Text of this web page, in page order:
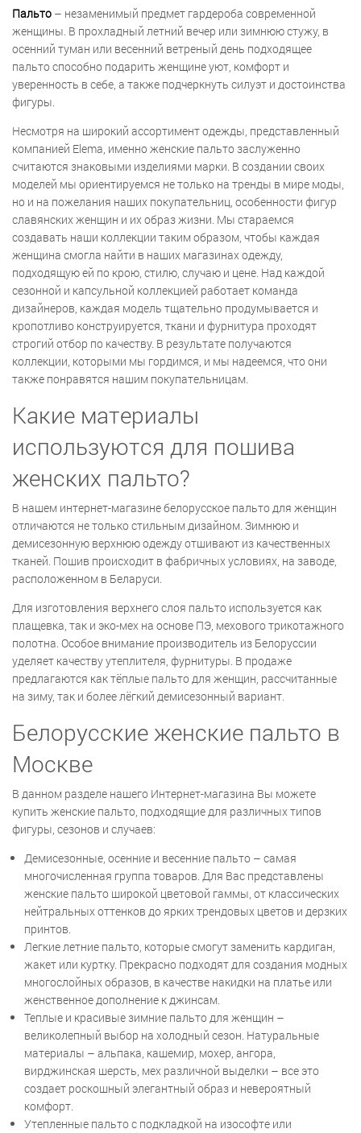
Пальто – незаменимый предмет гардероба современной
женщины. В прохладный летний вечер или зимнюю стужу, в
осенний туман или весенний ветреный день подходящее
пальто способно подарить женщине уют, комфорт и
уверенность в себе, а также подчеркнуть силуэт и достоинства
фигуры.
Несмотря на широкий ассортимент одежды, представленный
компанией Elema, именно женские пальто заслуженно
считаются знаковыми изделиями марки. В создании своих
моделей мы ориентируемся не только на тренды в мире моды,
но и на пожелания наших покупательниц, особенности фигур
славянских женщин и их образ жизни. Мы стараемся
создавать наши коллекции таким образом, чтобы каждая
женщина смогла найти в наших магазинах одежду,
подходящую ей по крою, стилю, случаю и цене. Над каждой
сезонной и капсульной коллекцией работает команда
дизайнеров, каждая модель тщательно продумывается и
кропотливо конструируется, ткани и фурнитура проходят
строгий отбор по качеству. В результате получаются
коллекции, которыми мы гордимся, и мы надеемся, что они
также понравятся нашим покупательницам.
Какие материалы
используются для пошива
женских пальто?
В нашем интернет-магазине белорусское пальто для женщин
отличаются не только стильным дизайном. Зимнюю и
демисезонную верхнюю одежду отшивают из качественных
тканей. Пошив происходит в фабричных условиях, на заводе,
расположенном в Беларуси.
Для изготовления верхнего слоя пальто используется как
плащевка, так и эко-мех на основе ПЭ, мехового трикотажного
полотна. Особое внимание производитель из Белоруссии
уделяет качеству утеплителя, фурнитуры. В продаже
предлагаются как тёплые пальто для женщин, рассчитанные
на зиму, так и более лёгкий демисезонный вариант.
Белорусские женские пальто в
Москве
В данном разделе нашего Интернет-магазина Вы можете
купить женские пальто, подходящие для различных типов
фигуры, сезонов и случаев:
Демисезонные, осенние и весенние пальто – самая
многочисленная группа товаров. Для Вас представлены
женские пальто широкой цветовой гаммы, от классических
нейтральных оттенков до ярких трендовых цветов и дерзких
принтов.
Легкие летние пальто, которые смогут заменить кардиган,
жакет или куртку. Прекрасно подходят для создания модных
многослойных образов, в качестве накидки на платье или
женственное дополнение к джинсам.
Теплые и красивые зимние пальто для женщин –
великолепный выбор на холодный сезон. Натуральные
материалы – альпака, кашемир, мохер, ангора,
вирджинская шерсть, мех различной выделки – все это
создает роскошный элегантный образ и невероятный
комфорт.
Утепленные пальто с подкладкой на изософте или